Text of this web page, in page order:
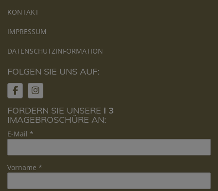
KONTAKT
IMPRESSUM
DATENSCHUTZINFORMATION
FOLGEN SIE UNS AUF:
FORDERN SIE UNSERE i 3
IMAGEBROSCHÜRE AN:
E-Mail
Vorname